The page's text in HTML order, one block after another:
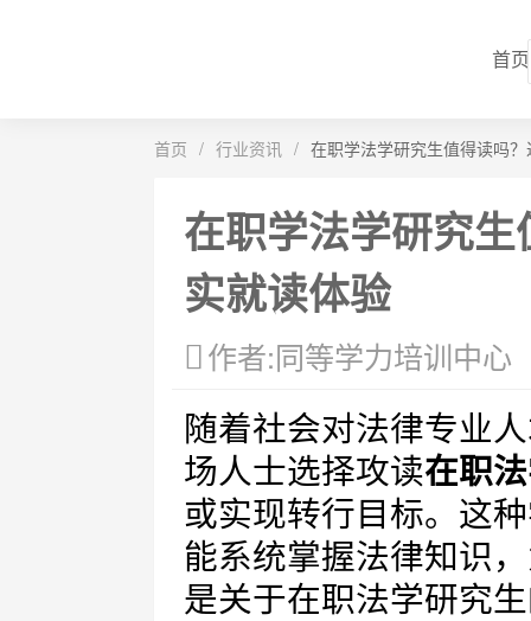
首页
首页 / 行业资讯 / 在职学法学研究生值得读吗
在职学法学研究
实就读体验
作者:同等学力培训中心
随着社会对法律专业
场人士选择攻读在职
或实现转行目标。这
能系统掌握法律知识
是关于在职法学研究